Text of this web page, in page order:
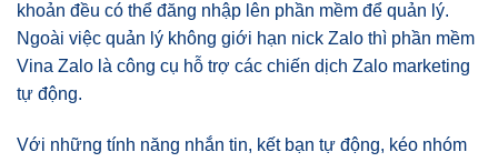
khoản đều có thể đăng nhập lên phần mềm để quản lý.
Ngoài việc quản lý không giới hạn nick Zalo thì phần mềm
Vina Zalo là công cụ hỗ trợ các chiến dịch Zalo marketing
tự động.
Với những tính năng nhắn tin, kết bạn tự động, kéo nhóm